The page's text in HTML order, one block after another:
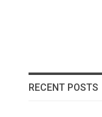
RECENT POSTS